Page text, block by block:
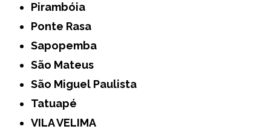
Pirambóia
Ponte Rasa
Sapopemba
São Mateus
São Miguel Paulista
Tatuapé
VILA VELIMA